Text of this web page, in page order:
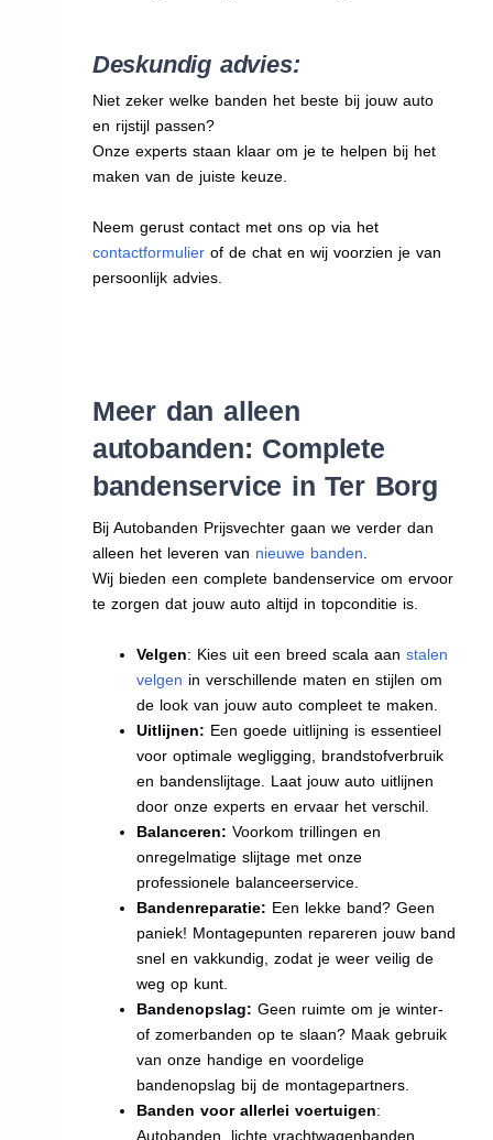
Deskundig advies:
Niet zeker welke banden het beste bij jouw auto
en rijstijl passen?
Onze experts staan klaar om je te helpen bij het
maken van de juiste keuze.
Neem gerust contact met ons op via het
contactformulierof de chat en wij voorzien je van
persoonlijk advies.
Meer dan alleen
autobanden: Complete
bandenservice in Ter Borg
Bij Autobanden Prijsvechter gaan we verder dan
alleen het leveren van nieuwe banden.
Wij bieden een complete bandenservice om ervoor
te zorgen dat jouw auto altijd in topconditie is.
Velgen: Kies uit een breed scala aan stalen
velgen in verschillende maten en stijlen om
de look van jouw auto compleet te maken.
Uitlijnen: Een goede uitlijning is essentieel
voor optimale wegligging, brandstofverbruik
en bandenslijtage. Laat jouw auto uitlijnen
door onze experts en ervaar het verschil.
Balanceren: Voorkom trillingen en
onregelmatige slijtage met onze
professionele balanceerservice.
Bandenreparatie: Een lekke band? Geen
paniek! Montagepunten repareren jouw band
snel en vakkundig, zodat je weer veilig de
weg op kunt.
Bandenopslag: Geen ruimte om je winter-
of zomerbanden op te slaan? Maak gebruik
van onze handige en voordelige
bandenopslag bij de montagepartners.
Banden voor allerlei voertuigen:
Autobanden, lichte vrachtwagenbanden,